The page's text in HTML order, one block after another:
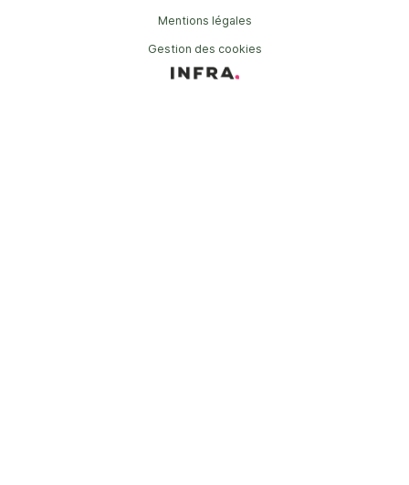
Mentions légales
Gestion des cookies